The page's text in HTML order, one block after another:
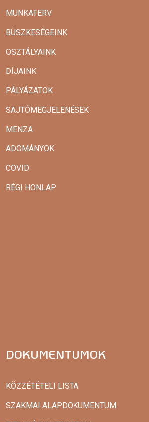
MUNKATERV
BÜSZKESÉGEINK
OSZTÁLYAINK
DÍJAINK
PÁLYÁZATOK
SAJTÓMEGJELENÉSEK
MENZA
ADOMÁNYOK
COVID
RÉGI HONLAP
DOKUMENTUMOK
KÖZZÉTÉTELI LISTA
SZAKMAI ALAPDOKUMENTUM